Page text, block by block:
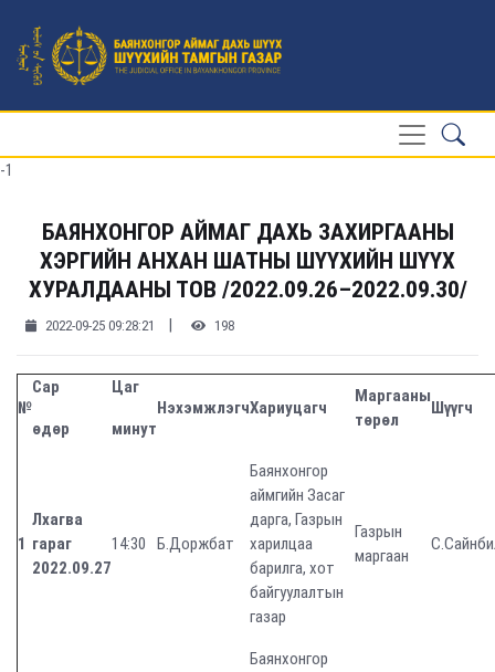
-1
БАЯНХОНГОР АЙМАГ ДАХЬ ЗАХИРГААНЫ
ХЭРГИЙН АНХАН ШАТНЫ ШҮҮХИЙН ШҮҮХ
ХУРАЛДААНЫ ТОВ /2022.09.26–2022.09.30/
2022-09-25 09:28:21 | 198
№
Сар
өдөр
Цаг
минут
НэхэмжлэгчХариуцагч
Маргааны
төрөл
Шүүгч
1
Лхагва
гараг
2022.09.27
14:30 Б.Доржбат
Баянхонгор
аймгийн Засаг
дарга, Газрын
харилцаа
барилга, хот
байгуулалтын
газар
Газрын
маргаан
Баянхонгор